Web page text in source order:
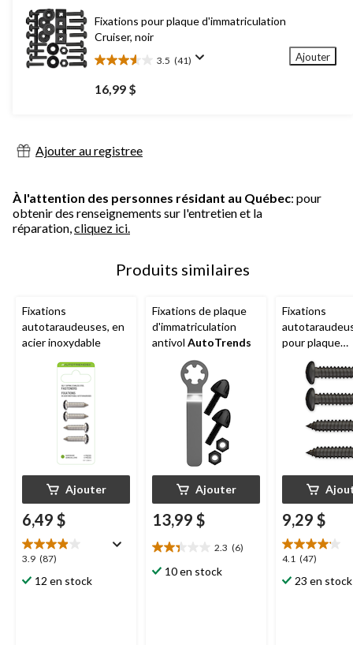
évaluations
Fixations pour plaque d'immatriculation
Cruiser, noir
3.5 (41)
3.5
étoile(s)
sur
16,99 $
Ajouter
Ajouter au registree
À l'attention des personnes résidant au Québec: pour
obtenir des renseignements sur l'entretien et la
réparation,cliquez ici.
Produits similaires
Fixations
autotaraudeuses, en
acier inoxydable
Ajouter
6,49 $
3.9 (87)
3.9
étoile(s)
sur
12 en stock
Fixations de plaque
d'immatriculation
antivol AutoTrends
Ajouter
13,99 $
2.3 (6)
2.3
étoile(s)
10 en stock
Fixations
pour plaque
AutoTrends,
9,29 $
4.1 (47)
4.1
étoile(s)
sur
23 en stock